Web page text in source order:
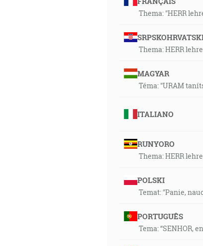
Thema: "HERR
Thema: HERR
MAGYAR
Téma: "URAM
ITALIANO
RUNYORO
Thema: HERR
POLSKI
Temat: "Panie,
PORTUGUÊS
Tema: “SENHOR,